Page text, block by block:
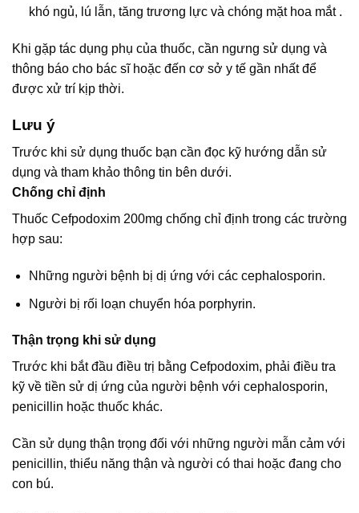
khó ngủ, lú lẫn, tăng trương lực và chóng mặt hoa mắt .
Khi gặp tác dụng phụ của thuốc, cần ngưng sử dụng và
thông báo cho bác sĩ hoặc đến cơ sở y tế gần nhất để
được xử trí kịp thời.
Lưu ý
Trước khi sử dụng thuốc bạn cần đọc kỹ hướng dẫn sử
dụng và tham khảo thông tin bên dưới.
Chống chỉ định
Thuốc Cefpodoxim 200mg chống chỉ định trong các trường
hợp sau:
Những người bệnh bị dị ứng với các cephalosporin.
Người bị rối loạn chuyển hóa porphyrin.
Thận trọng khi sử dụng
Trước khi bắt đầu điều trị bằng Cefpodoxim, phải điều tra
kỹ về tiền sử dị ứng của người bệnh với cephalosporin,
penicillin hoặc thuốc khác.
Cần sử dụng thận trọng đối với những người mẫn cảm với
penicillin, thiểu năng thận và người có thai hoặc đang cho
con bú.